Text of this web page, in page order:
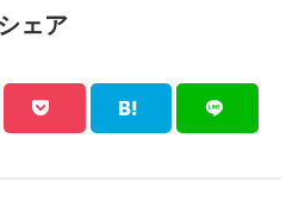
シェア